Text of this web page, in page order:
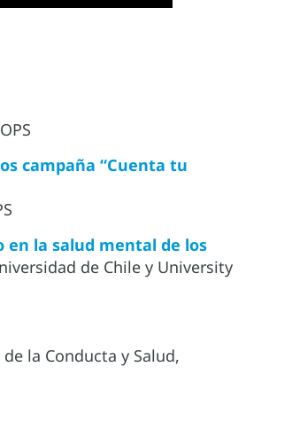
campaña “Cuenta tu
en la salud mental de los
de Chile y University
la Conducta y Salud,